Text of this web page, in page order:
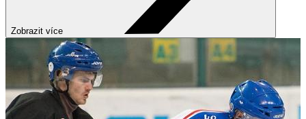
Zobrazit více